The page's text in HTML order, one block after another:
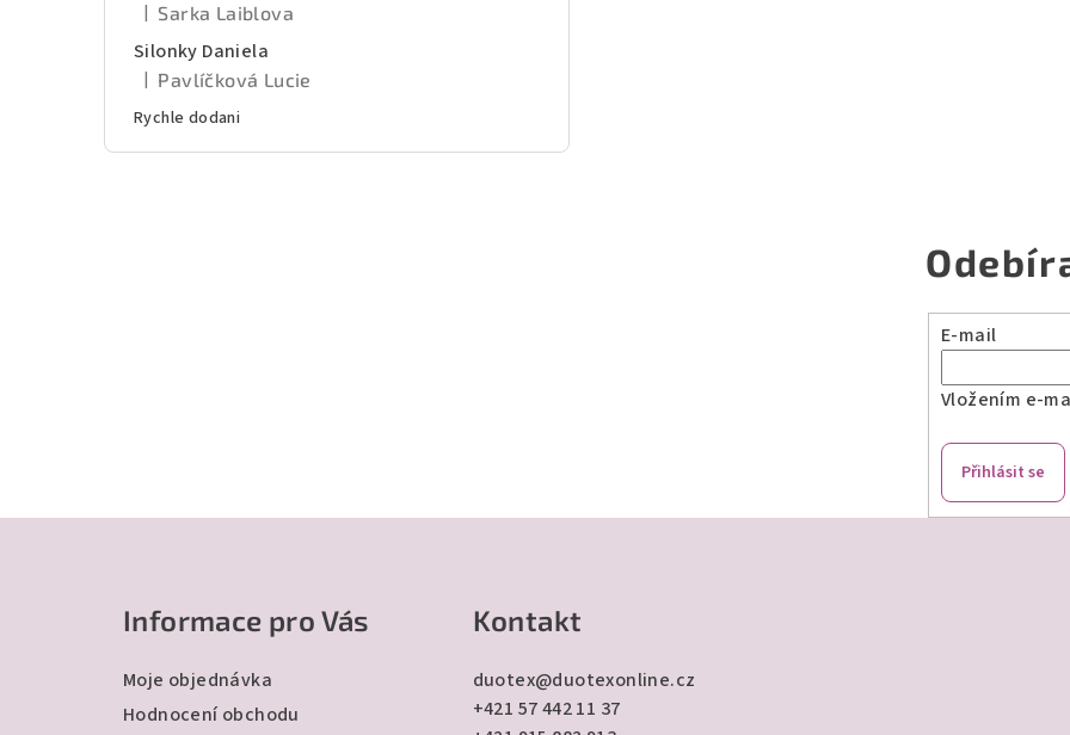
Hodnocení produktu je 5 z 5 hvězdiček.
Sarka Laiblova
Silonky Daniela
Hodnocení produktu je 5 z 5 hvězdiček.
Pavlíčková Lucie
Rychle dodani
E-mail
Vložením e-
Přihlásit se
Informace pro Vás
Moje objednávka
Hodnocení obchodu
Kontakt
duotex@duotexonline.cz
+421 57 442 11 37